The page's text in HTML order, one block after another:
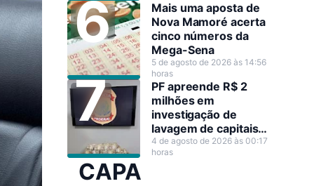
Mais uma aposta de
Nova Mamoré acerta
cinco números da
Mega-Sena
5 de agosto de 2026 às 14:56
horas
PF apreende R$ 2
milhões em
investigação de
lavagem de capitais
em Porto Velho
4 de agosto de 2026 às 00:17
horas
CAPA